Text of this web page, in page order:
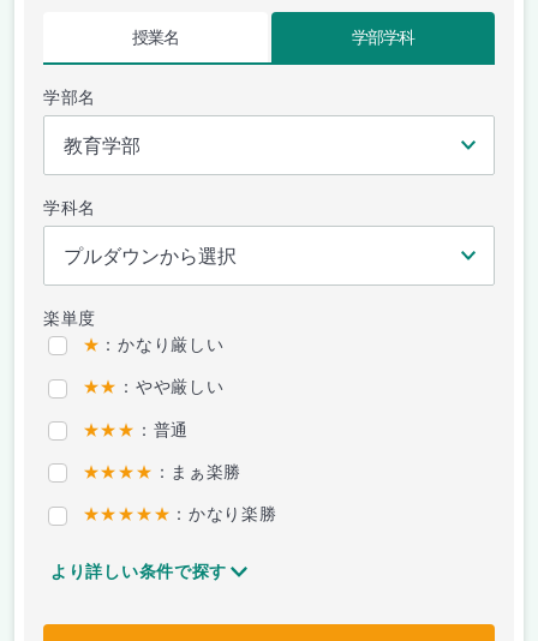
授業名 学部学科
学部名
学科名
楽単度
★ ：かなり厳しい
★★ ：やや厳しい
★★★ ：普通
★★★★ ：まぁ楽勝
★★★★★ ：かなり楽勝
より詳しい条件で探す